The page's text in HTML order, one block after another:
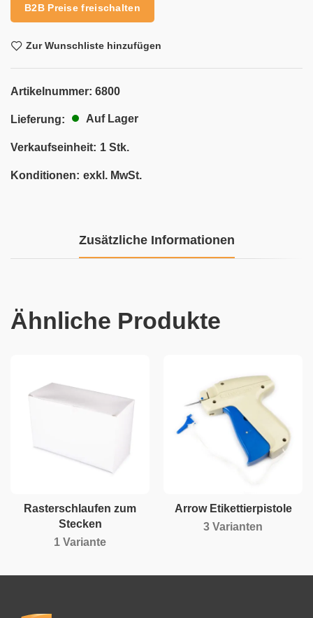
B2B Preise freischalten
Zur Wunschliste hinzufügen
Artikelnummer: 6800
Lieferung: Auf Lager
Verkaufseinheit: 1 Stk.
Konditionen: exkl. MwSt.
Zusätzliche Informationen
Ähnliche Produkte
Rasterschlaufen zum
Stecken
1 Variante
Arrow Etikettierpistole
3 Varianten